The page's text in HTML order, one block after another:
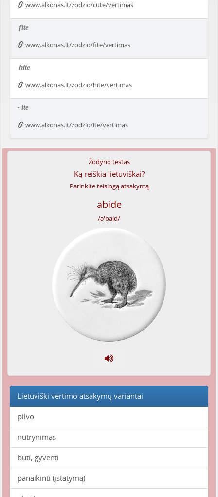
www.alkonas.lt/zodzio/cute/vertimas
fite
www.alkonas.lt/zodzio/fite/vertimas
hite
www.alkonas.lt/zodzio/hite/vertimas
-ite
www.alkonas.lt/zodzio/ite/vertimas
Žodyno testas
Ką reiškia lietuviškai?
Parinkite teisingą atsakymą
abide
/ə'baid/
Lietuviški vertimo atsakymų variantai
pilvo
nutrynimas
būti, gyventi
panaikinti (įstatymą)